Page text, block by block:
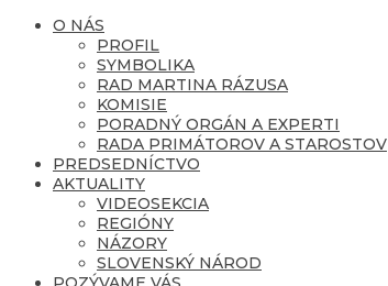
O NÁS
PROFIL
SYMBOLIKA
RAD MARTINA RÁZUSA
KOMISIE
PORADNÝ ORGÁN A EXPERTI
RADA PRIMÁTOROV A STAROSTOV
PREDSEDNÍCTVO
AKTUALITY
VIDEOSEKCIA
REGIÓNY
NÁZORY
SLOVENSKÝ NÁROD